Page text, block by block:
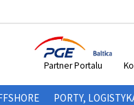
Partner Portalu
PORTY,